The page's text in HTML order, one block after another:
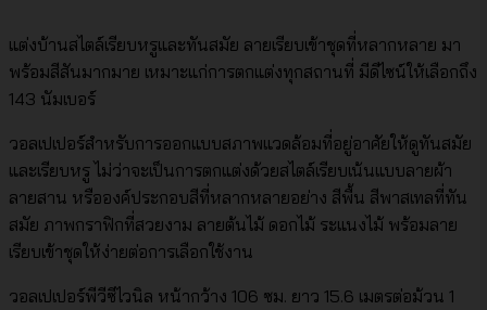
แต่งบ้านสไตล์เรียบหรูและทันสมัย ลายเรียบเข้าชุดที่หลากหลาย มา
พร้อมสีสันมากมาย เหมาะแก่การตกแต่งทุกสถานที่ มีดีไซน์ให้เลือกถึง
143 นัมเบอร์
วอลเปเปอร์สำหรับการออกแบบสภาพแวดล้อมที่อยู่อาศัยให้ดูทันสมัย
และเรียบหรู ไม่ว่าจะเป็นการตกแต่งด้วยสไตล์เรียบเน้นแบบลายผ้า
ลายสาน หรือองค์ประกอบสีที่หลากหลายอย่าง สีพื้น สีพาสเทลที่ทัน
สมัย ภาพกราฟิกที่สวยงาม ลายต้นไม้ ดอกไม้ ระแนงไม้ พร้อมลาย
เรียบเข้าชุดให้ง่ายต่อการเลือกใช้งาน
วอลเปเปอร์พีวีซีไวนิล หน้ากว้าง 106 ซม. ยาว 15.6 เมตรต่อม้วน 1